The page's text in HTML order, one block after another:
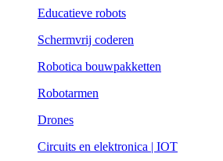
Educatieve robots
Schermvrij coderen
Robotica bouwpakketten
Robotarmen
Drones
Circuits en elektronica | IOT